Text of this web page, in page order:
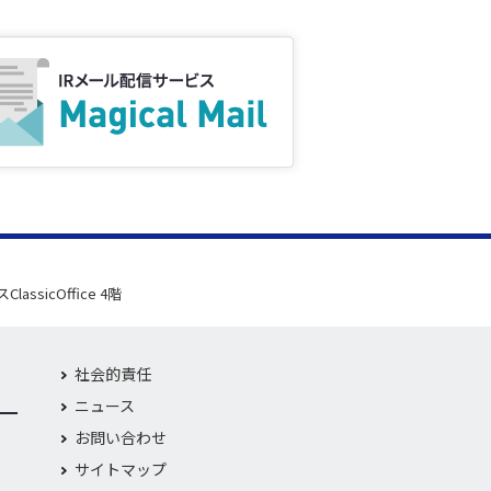
ClassicOffice 4階
社会的責任
ニュース
お問い合わせ
サイトマップ